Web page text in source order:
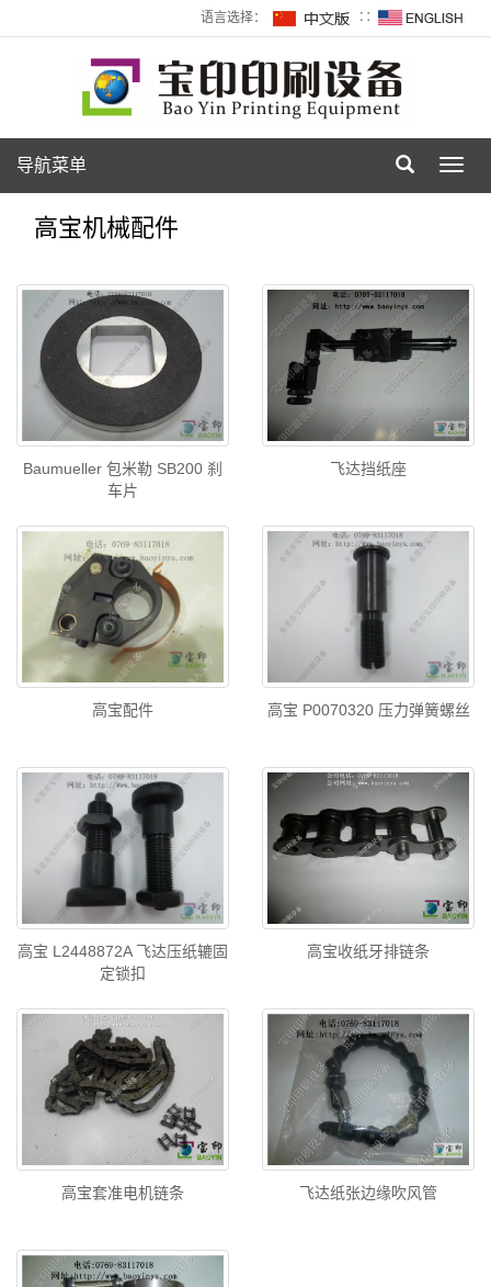
语言选择： ∷
导航菜单
高宝机械配件
Baumueller 包米勒 SB200 刹
车片
飞达挡纸座
高宝配件 高宝 P0070320 压力弹簧螺丝
高宝 L2448872A 飞达压纸辘固
定锁扣
高宝收纸牙排链条
高宝套准电机链条 飞达纸张边缘吹风管